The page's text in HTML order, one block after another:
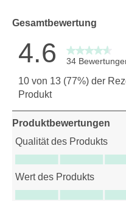
Gesamtbewertung
4.6 34
10 von 13 (77%) der
Produkt
Produktbewertungen
Qualität des Produkts
Qualität des Produkts, 4.5
Wert des Produkts
Wert des Produkts, 4.1